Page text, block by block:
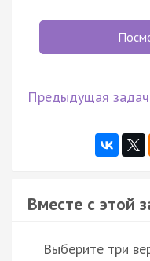
Предыдущая
Вместе с этой
Выберите три